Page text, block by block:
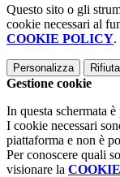
Questo sito o gli
cookie necessari al
COOKIE POLICY.
Personalizza
Gestione cookie
In questa schermata
I cookie necessari
piattaforma e non è
Per conoscere quali
visionare la